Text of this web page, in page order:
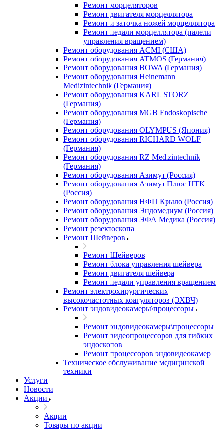
Ремонт морцеляторов
Ремонт двигателя морцеллятора
Ремонт и заточка ножей морцеллятора
Ремонт педали морцеллятора (палели
управления вращением)
Ремонт оборудования ACMI (США)
Ремонт оборудования ATMOS (Германия)
Ремонт оборудования BOWA (Германия)
Ремонт оборудования Heinemann
Medizintechnik (Германия)
Ремонт оборудования KARL STORZ
(Германия)
Ремонт оборудования MGB Endoskopische
(Германия)
Ремонт оборудования OLYMPUS (Япония)
Ремонт оборудования RICHARD WOLF
(Германия)
Ремонт оборудования RZ Medizintechnik
(Германия)
Ремонт оборудования Азимут (Россия)
Ремонт оборудования Азимут Плюс НТК
(Россия)
Ремонт оборудования НФП Крыло (Россия)
Ремонт оборудования Эндомедиум (Россия)
Ремонт оборудования ЭФА Медика (Россия)
Ремонт резектоскопа
Ремонт Шейверов
Ремонт Шейверов
Ремонт блока управления шейвера
Ремонт двигателя шейвера
Ремонт педали управления вращением
Ремонт электрохирургических
высокочастотных коагуляторов (ЭХВЧ)
Ремонт эндовидеокамеры\процессоры
Ремонт эндовидеокамеры\процессоры
Ремонт видеопроцессоров для гибких
эндоскопов
Ремонт процессоров эндовидеокамер
Техническое обслуживание медицинской
техники
Услуги
Новости
Акции
Акции
Товары по акции